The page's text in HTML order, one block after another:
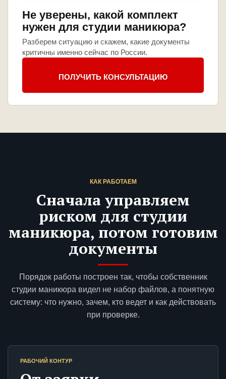
Не уверены, какой комплект
нужен для студии маникюра?
Разберем ситуацию и скажем, какие документы
критичны именно сейчас по России.
ПОЛУЧИТЬ КОНСУЛЬТАЦИЮ
КАК РАБОТАЕМ
Сначала управляем
риском для студии
маникюра, потом готовим
документы
Порядок работы построен так, чтобы собственник
студии маникюра видел не набор файлов, а понятную
систему: что нужно, зачем, кто ведет и как действовать
при проверке.
РАБОЧИЙ КОНТУР